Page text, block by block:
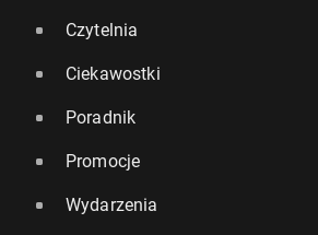
Czytelnia
Ciekawostki
Poradnik
Promocje
Wydarzenia